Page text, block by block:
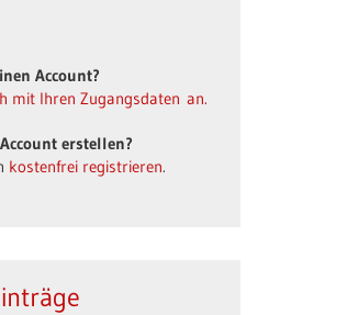
Account?
mit Ihren Zugangsdaten an.
erstellen?
kostenfrei registrieren.